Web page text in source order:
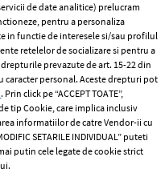
Termeni si conditii
Politica de
confidențialitate
Politica de cookies
Publicitate
de date analitice) prelucram
pentru a personaliza
in functie de interesele si/sau profilul
retelelor de socializare si pentru a
prevazute de art. 15-22 din
caracter personal. Aceste drepturi pot
. Prin click pe “ACCEPT TOATE”,
tip Cookie, care implica inclusiv
informatiilor de catre Vendor-ii cu
SETARILE INDIVIDUAL” puteti
putin cele legate de cookie strict